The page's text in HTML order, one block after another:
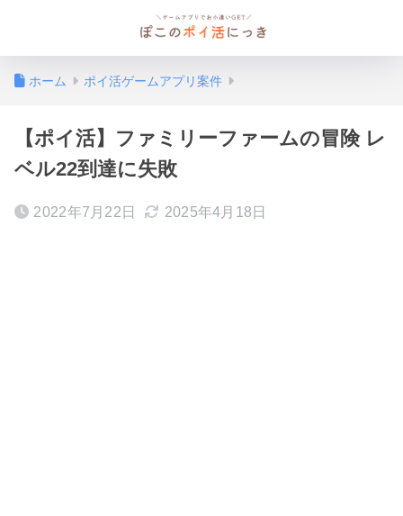
ホーム ポイ活ゲームアプリ案件
【ポイ活】ファミリーファームの冒険 レ
ベル22到達に失敗
2022年7月22日 2025年4月18日